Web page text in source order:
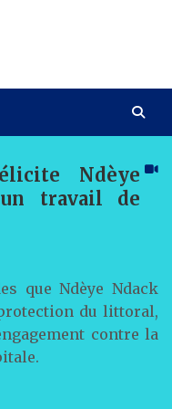
Ndèye
travail de
que Ndèye Ndack
du littoral,
contre la